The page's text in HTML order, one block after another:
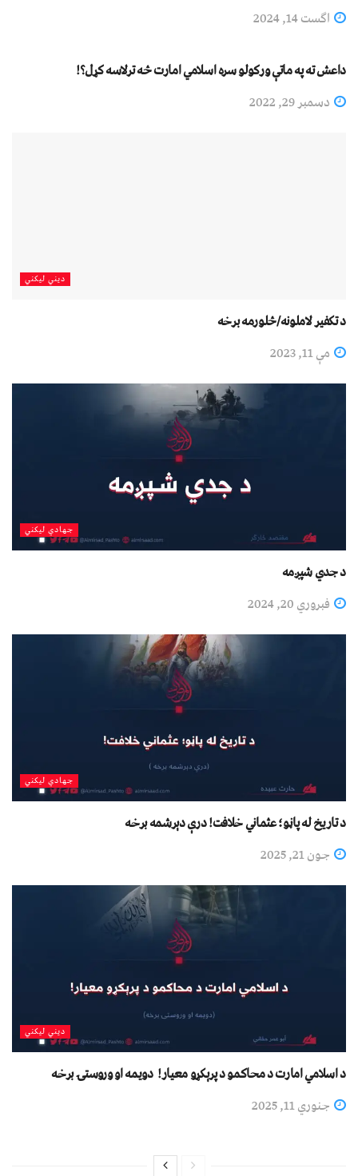
اگست 14, 2024
داعش ته په ماتې ورکولو سره اسلامي امارت څه ترلاسه کړل؟!
دسمبر 29, 2022
دیني لیکني
د تکفیر لاملونه/څلورمه برخه
مې 11, 2023
جهادي لیکني
د جدي شپږمه
فبروري 20, 2024
جهادي لیکني
د تاریخ له پاڼو؛ عثماني خلافت! درې دېرشمه برخه
جون 21, 2025
دیني لیکني
د اسلامي امارت د محاکمو د پرېکړو معیار! دویمه او وروستۍ برخه
جنوري 11, 2025